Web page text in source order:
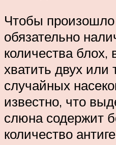
Чтобы
обязательно
количества блох,
хватить двух или
случайных
известно, что
слюна содержит
количество